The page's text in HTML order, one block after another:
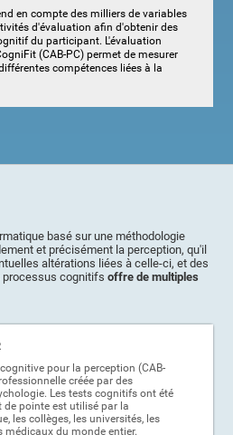
en compte des milliers de variables
d'évaluation afin d'obtenir des
du participant. L'évaluation
(CAB-PC) permet de mesurer
compétences liées à la
basé sur une méthodologie
et précisément la perception, qu'il
altérations liées à celle-ci, et des
processus cognitifsoffre de multiples
pour la perception (CAB-
créée par des
Les tests cognitifs ont été
de pointe est utilisé par la
les collèges, les universités, les
médicaux du monde entier.